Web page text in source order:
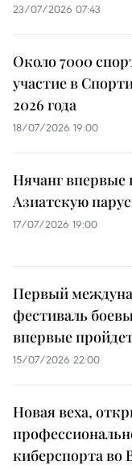
23/07/2026 07:43
Около 7000
участие в
2026 года
18/07/2026 19:00
Нячанг впервые
Азиатскую
17/07/2026 19:00
Первый
фестиваль
впервые
15/07/2026 22:00
Новая веха,
киберспорта во